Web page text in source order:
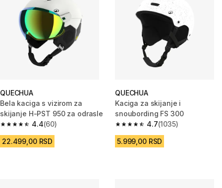
QUECHUA
Bela kaciga s vizirom za
skijanje H-PST 950 za odrasle
4.4
4.4 od 5 zvezdica from 60 Recenzije
(60)
22.499,00 RSD
QUECHUA
Kaciga za skijanje i
snoubording FS 300
4.7
4.7 od 5 zvezdica from 1035
(1035)
5.999,00 RSD